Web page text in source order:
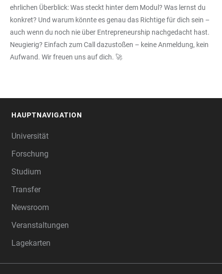
ehrlichen Überblick: Was steckt hinter dem Modul? Was lernst du
konkret? Und warum könnte es genau das Richtige für dich sein –
auch wenn du noch nie über Entrepreneurship nachgedacht hast.
Neugierig? Einfach zum Call dazustoßen – keine Anmeldung, kein
Aufwand. Wir freuen uns auf dich. 🚀
HAUPTNAVIGATION
Universität
Forschung
Studium
Transfer
Newsroom
Veranstaltungen
Lagekarten